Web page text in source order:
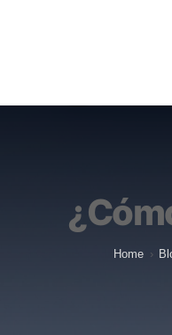
Home ›